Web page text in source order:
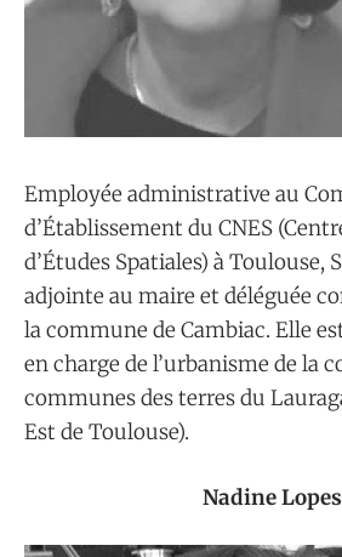
Employée administrative au
d’Établissement du CNES
d’Études Spatiales) à Toulouse,
adjointe au maire et déléguée
la commune de Cambiac. Elle
en charge de l’urbanisme de la
communes des terres du
Est de Toulouse).
Nadine Lopes